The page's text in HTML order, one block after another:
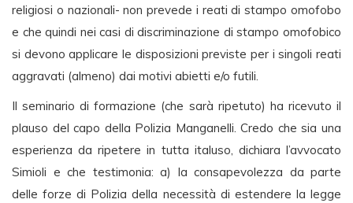
religiosi o nazionali- non prevede i reati di stampo omofobo
e che quindi nei casi di discriminazione di stampo omofobico
si devono applicare le disposizioni previste per i singoli reati
aggravati (almeno) dai motivi abietti e/o futili.
Il seminario di formazione (che sarà ripetuto) ha ricevuto il
plauso del capo della Polizia Manganelli. Credo che sia una
esperienza da ripetere in tutta italuso, dichiara l’avvocato
Simioli e che testimonia: a) la consapevolezza da parte
delle forze di Polizia della necessità di estendere la legge